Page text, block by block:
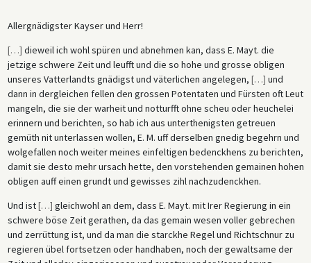
einer Generation ihre eigenen Reformen durchzusetzen, den
protestantischen Vormarsch aufzuhalten und diejenigen Territorien und
Besitzungen zurückzuerlangen, welche sie zuvor an die
protestantischen Fürsten, Städte und Adligen verloren hatte.
Allergnädigster Kayser und Herr!
[…] dieweil ich wohl spüren und abnehmen kan, dass E. Mayt. die
jetzige schwere Zeit und leufft und die so hohe und grosse obligen
unseres Vatterlandts gnädigst und väterlichen angelegen, […] und
dann in dergleichen fellen den grossen Potentaten und Fürsten oft Leut
mangeln, die sie der warheit und notturfft ohne scheu oder heuchelei
erinnern und berichten, so hab ich aus unterthenigsten getreuen
gemüth nit unterlassen wollen, E. M. uff derselben gnedig begehrn und
wolgefallen noch weiter meines einfeltigen bedenckhens zu berichten,
damit sie desto mehr ursach hette, den vorstehenden gemainen hohen
obligen auff einen grundt und gewisses zihl nachzudenckhen.
Und ist[…] gleichwohl an dem, dass E. Mayt. mit Irer Regierung in ein
schwere böse Zeit gerathen, da das gemain wesen voller gebrechen
und zerrüttung ist, und da man die starckhe Regel und Richtschnur zu
regieren übel fortsetzen oder handhaben, noch der gewaltsame der